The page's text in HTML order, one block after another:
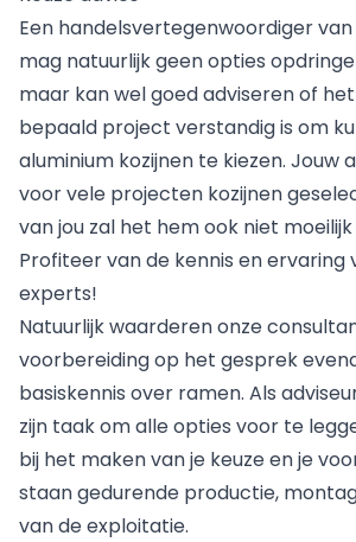
Een handelsvertegenwoordiger
mag natuurlijk geen opties
maar kan wel goed adviseren of
bepaald project verstandig is om
aluminium kozijnen te kiezen. Jouw
voor vele projecten kozijnen
van jou zal het hem ook niet
Profiteer van de kennis en ervaring
experts!
Natuurlijk waarderen onze
voorbereiding op het gesprek
basiskennis over ramen. Als
zijn taak om alle opties voor te
bij het maken van je keuze en je
staan gedurende productie,
van de exploitatie.